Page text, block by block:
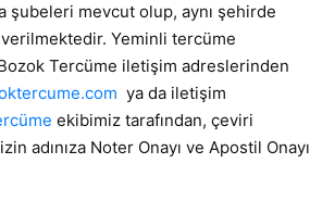
şubeleri mevcut olup, aynı şehirde
Yeminli tercüme
Tercüme iletişim adreslerinden
ya da iletişim
ekibimiz tarafından, çeviri
adınıza Noter Onayı ve Apostil Onayı